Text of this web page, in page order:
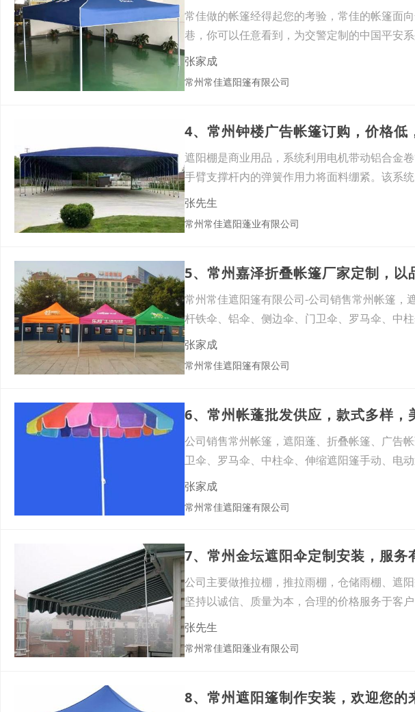
常佳做的帐篷经得起您的考验，常佳的帐篷面
巷，你可以任意看到，为交警定制的中国平安
园观光
张家成
常州常佳遮阳篷有限公司
4、常州钟楼广告帐篷订购，价格低
遮阳棚是商业用品，系统利用电机带动铝合金
手臂支撑杆内的弹簧作用力将面料绷紧。该系
张先生
常州常佳遮阳蓬业有限公司
5、常州嘉泽折叠帐篷厂家定制，以
常州常佳遮阳篷有限公司-公司销售常州帐篷，
杆铁伞、铝伞、侧边伞、门卫伞、罗马伞、中
品及
张家成
常州常佳遮阳篷有限公司
6、常州帐蓬批发供应，款式多样，
公司销售常州帐篷，遮阳蓬、折叠帐篷、广告
卫伞、罗马伞、中柱伞、伸缩遮阳篷手动、电
做各
张家成
常州常佳遮阳篷有限公司
7、常州金坛遮阳伞定制安装，服务
公司主要做推拉棚，推拉雨棚，仓储雨棚、遮
坚持以诚信、质量为本，合理的价格服务于客
电咨
张先生
常州常佳遮阳蓬业有限公司
8、常州遮阳篷制作安装，欢迎您的